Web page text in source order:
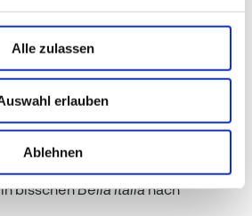
Alle zulassen
erlauben
Ablehnen
Pasta/Pizza. Sie bringt Sonne
auf die Teller und bietet
von Tomaten und
feine Knoblauchnote sorgt für
während die Zugabe von
samtige Textur und eine zart
Diese Mischung ist perfekt
Pasta- und Pizzagerichte
Focaccia und Brot zu backen –
bisschenBella Italianach